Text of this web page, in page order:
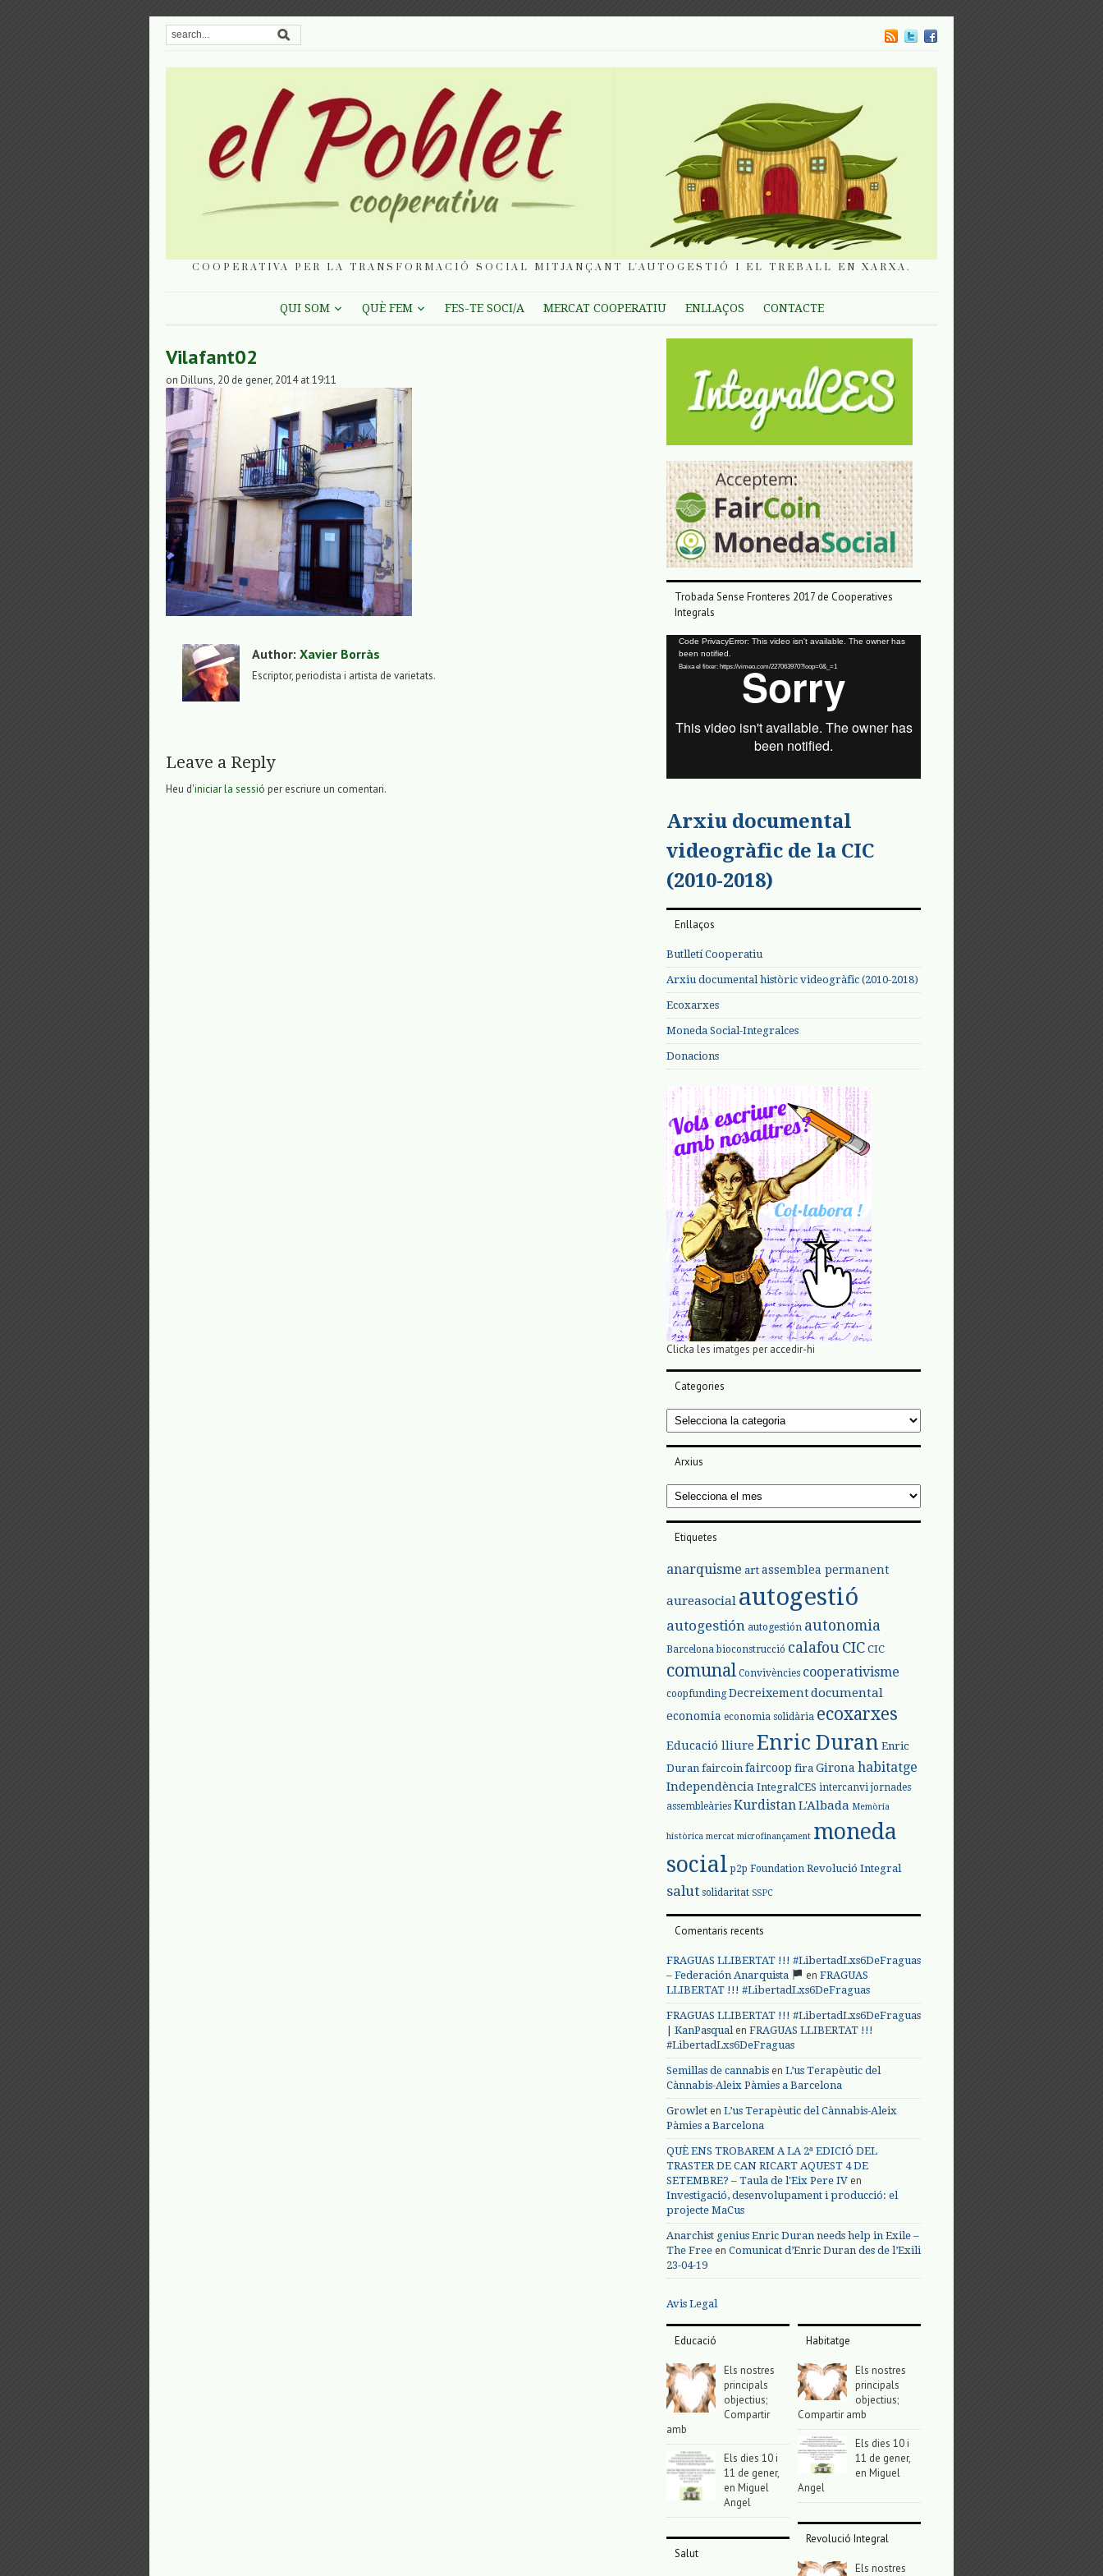
COOPERATIVA PER LA TRANSFORMACIÓ SOCIAL MITJANÇANT L'AUTOGESTIÓ I EL TREBALL EN XARXA.
QUI SOM QUÈ FEM FES-TE SOCI/A MERCAT COOPERATIU ENLLAÇOS CONTACTE
Vilafant02
on Dilluns, 20 de gener, 2014 at 19:11
Author: Xavier Borràs
Escriptor, periodista i artista de varietats.
Leave a Reply
Heu d'iniciar la sessió per escriure un comentari.
Trobada Sense Fronteres 2017 de Cooperatives
Integrals
Reproductor
vídeo
Code PrivacyError: This video isn't available. The owner has
been notified.
Baixa el fitxer: https://vimeo.com/227063970?loop=0&_=1
Arxiu documental
videogràfic de la CIC
(2010-2018)
Enllaços
Butlletí Cooperatiu
Arxiu documental històric videogràfic (2010-2018)
Ecoxarxes
Moneda Social-Integralces
Donacions
Clicka les imatges per accedir-hi
Categories
Categories
Arxius
Arxius
Etiquetes
anarquisme art assemblea permanent
aureasocial autogestió
autogestión autogestión autonomia
Barcelona bioconstrucció calafou CIC CIC
comunal Convivències cooperativisme
coopfunding Decreixementdocumental
economia economia solidària ecoxarxes
Educació lliure Enric Duran Enric
Duran faircoin faircoop fira Girona habitatge
Independència IntegralCES intercanvi jornades
assembleàries Kurdistan L'Albada Memòria
històrica mercat microfinançament moneda
social p2p Foundation Revolució Integral
salut solidaritat SSPC
Comentaris recents
FRAGUAS LLIBERTAT !!! #LibertadLxs6DeFraguas
– Federación Anarquista
en FRAGUAS
LLIBERTAT !!! #LibertadLxs6DeFraguas
FRAGUAS LLIBERTAT !!! #LibertadLxs6DeFraguas
| KanPasqualen FRAGUAS LLIBERTAT !!!
#LibertadLxs6DeFraguas
Semillas de cannabis en L’us Terapèutic del
Cànnabis-Aleix Pàmies a Barcelona
Growlet en L’us Terapèutic del Cànnabis-Aleix
Pàmies a Barcelona
QUÈ ENS TROBAREM A LA 2ª EDICIÓ DEL
TRASTER DE CAN RICART AQUEST 4 DE
SETEMBRE? – Taula de l'Eix Pere IV en
Investigació, desenvolupament i producció: el
projecte MaCus
Anarchist genius Enric Duran needs help in Exile –
The Free en Comunicat d’Enric Duran des de l’Exili
23-04-19
Avis Legal
Educació
Els nostres
principals
objectius;
Compartir
amb
Els dies 10 i
11 de gener,
en Miguel
Angel
Salut
Habitatge
Els nostres
principals
objectius;
Compartir amb
Els dies 10 i
11 de gener,
en Miguel
Angel
Revolució Integral
Els nostres